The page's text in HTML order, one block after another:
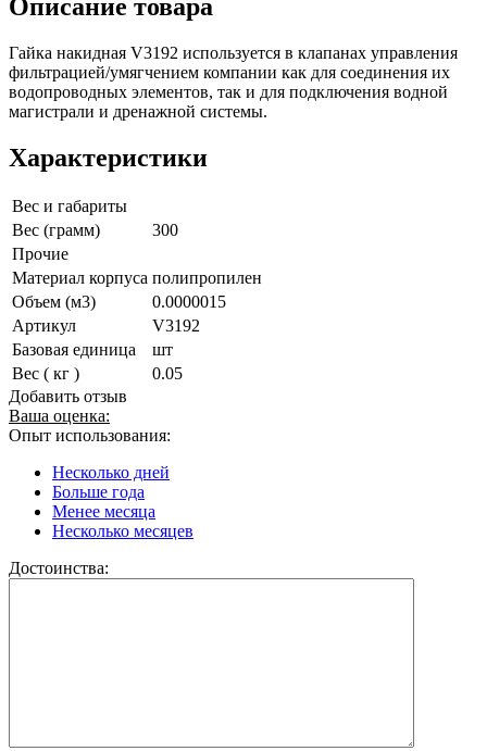
Описание товара
Гайка накидная V3192 используется в клапанах управления
фильтрацией/умягчением компании как для соединения их
водопроводных элементов, так и для подключения водной
магистрали и дренажной системы.
Характеристики
Вес и габариты
Вес (грамм)
300
Прочие
Материал корпуса полипропилен
Объем (м3)
0.0000015
Артикул
V3192
Базовая единица
шт
Вес ( кг )
0.05
Добавить отзыв
Ваша оценка:
Опыт использования:
Несколько дней
Больше года
Менее месяца
Несколько месяцев
Достоинства: